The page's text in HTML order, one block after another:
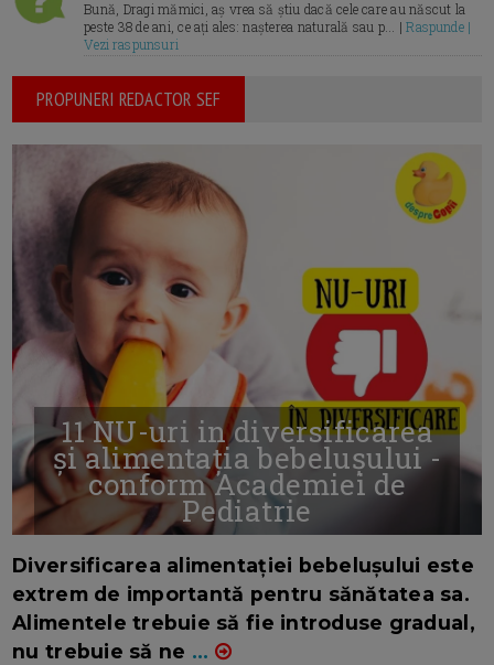
Bună, Dragi mămici, aș vrea să știu dacă cele care au născut la
peste 38 de ani, ce ați ales: nașterea naturală sau p... |Raspunde |
Vezi raspunsuri
PROPUNERI REDACTOR SEF
11 NU-uri in diversificarea
și alimentația bebelușului -
conform Academiei de
Pediatrie
Diversificarea alimentației bebelușului este
extrem de importantă pentru sănătatea sa.
Alimentele trebuie să fie introduse gradual,
nu trebuie să ne ...